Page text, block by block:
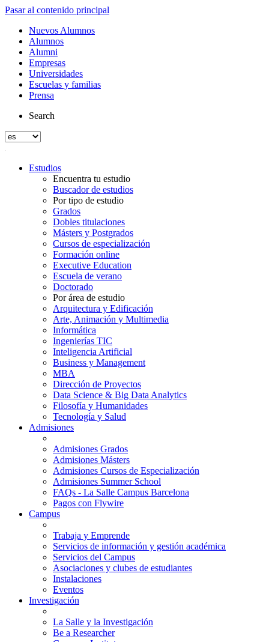
Pasar al contenido principal
Nuevos Alumnos
Alumnos
Alumni
Empresas
Universidades
Escuelas y familias
Prensa
Search
Estudios
Encuentra tu estudio
Buscador de estudios
Por tipo de estudio
Grados
Dobles titulaciones
Másters y Postgrados
Cursos de especialización
Formación online
Executive Education
Escuela de verano
Doctorado
Por área de estudio
Arquitectura y Edificación
Arte, Animación y Multimedia
Informática
Ingenierías TIC
Inteligencia Artificial
Business y Management
MBA
Dirección de Proyectos
Data Science & Big Data Analytics
Filosofía y Humanidades
Tecnología y Salud
Admisiones
Admisiones Grados
Admisiones Másters
Admisiones Cursos de Especialización
Admisiones Summer School
FAQs - La Salle Campus Barcelona
Pagos con Flywire
Campus
Trabaja y Emprende
Servicios de información y gestión académica
Servicios del Campus
Asociaciones y clubes de estudiantes
Instalaciones
Eventos
Investigación
La Salle y la Investigación
Be a Researcher